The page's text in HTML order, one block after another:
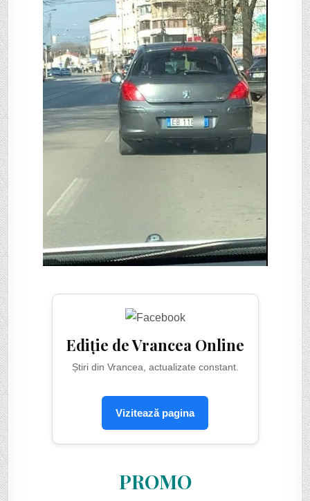
Ediție de Vrancea Online
Știri din Vrancea, actualizate constant.
Vizitează pagina
PROMO